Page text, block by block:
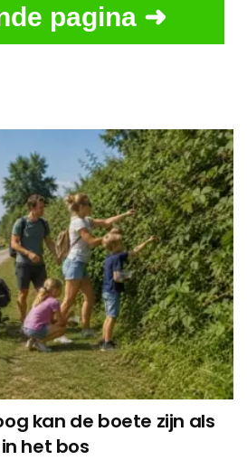
pagina ➜
kan de boete zijn als
het bos